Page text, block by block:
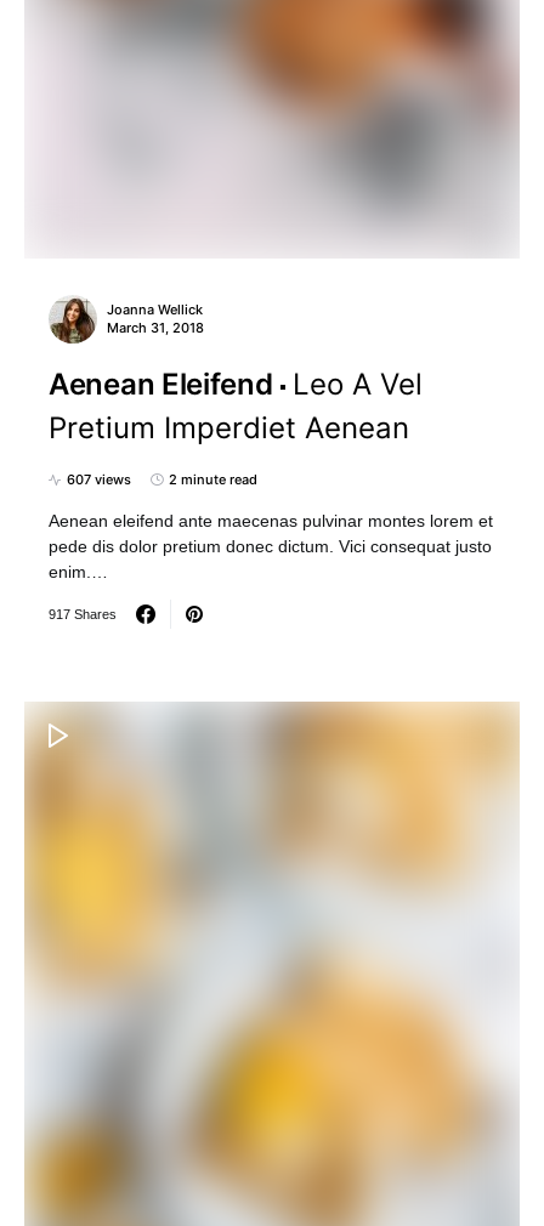
Joanna Wellick
March 31, 2018
Aenean Eleifend
Leo A Vel
Pretium Imperdiet Aenean
607 views 2 minute read
Aenean eleifend ante maecenas pulvinar montes lorem et
pede dis dolor pretium donec dictum. Vici consequat justo
enim.…
917 Shares